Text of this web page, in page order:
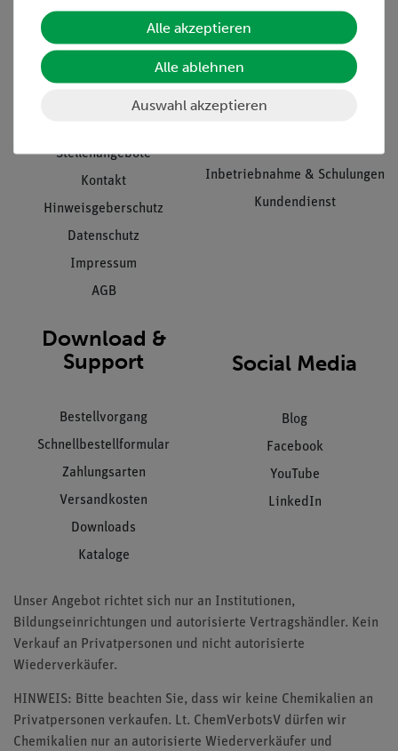
Informationen
Projekte und Lösungen
Stellenangebote
Kontakt
Hinweisgeberschutz
Datenschutz
Impressum
AGB
Service
Übersicht Service
Beratung & Showroom
Inbetriebnahme & Schulungen
Kundendienst
Download &
Support
Bestellvorgang
Schnellbestellformular
Zahlungsarten
Versandkosten
Downloads
Kataloge
Social Media
Blog
Facebook
YouTube
LinkedIn
Unser Angebot richtet sich nur an Institutionen,
Bildungseinrichtungen und autorisierte Vertragshändler. Kein
Verkauf an Privatpersonen und nicht autorisierte
Wiederverkäufer.
HINWEIS: Bitte beachten Sie, dass wir keine Chemikalien an
Privatpersonen verkaufen. Lt. ChemVerbotsV dürfen wir
Chemikalien nur an autorisierte Wiederverkäufer und
Alle akzeptieren
Alle ablehnen
Auswahl akzeptieren